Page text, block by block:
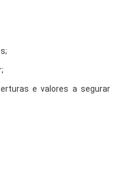
e valores a segurar